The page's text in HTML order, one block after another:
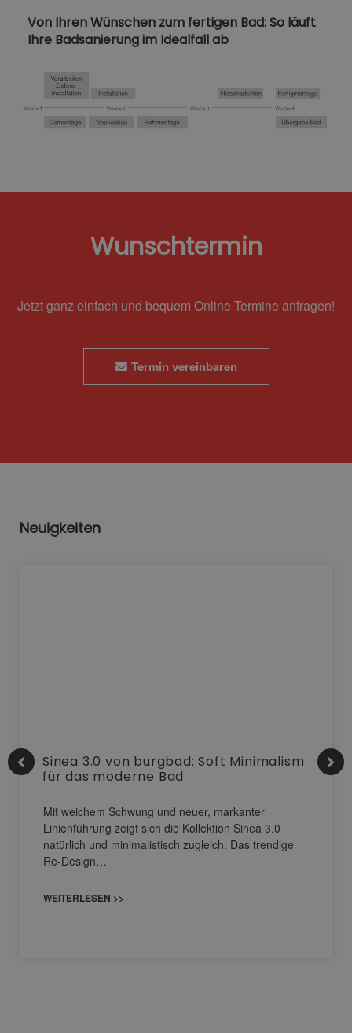
Von Ihren Wünschen zum fertigen Bad: So läuft
Ihre Badsanierung im Idealfall ab
Wunschtermin
Jetzt ganz einfach und bequem Online Termine anfragen!
Termin vereinbaren
Neuigkeiten
Sinea 3.0 von burgbad: Soft Minimalism
für das moderne Bad
Mit weichem Schwung und neuer, markanter
Linienführung zeigt sich die Kollektion Sinea 3.0
natürlich und minimalistisch zugleich. Das trendige
Re-Design…
WEITERLESEN >>